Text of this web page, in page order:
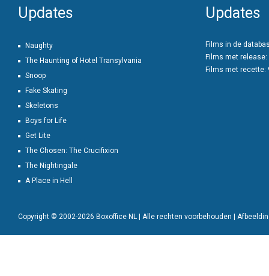
Updates
Naughty
The Haunting of Hotel Transylvania
Snoop
Fake Skating
Skeletons
Boys for Life
Get Lite
The Chosen: The Crucifixion
The Nightingale
A Place in Hell
Updates
Films in de
Films met release:
Films met recette:
Copyright © 2002-2026 Boxoffice NL | Alle rechten voorbehouden |